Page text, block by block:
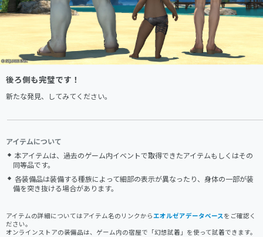
後ろ側も完璧です！
新たな発見、してみてください。
アイテムについて
本アイテムは、過去のゲーム内イベントで取得できたアイテムもしくはその
同等品です。
各装備品は装備する種族によって細部の表示が異なったり、身体の一部が装
備を突き抜ける場合があります。
アイテムの詳細についてはアイテム名のリンクからエオルゼアデータベースをご確認く
ださい。
オンラインストアの装備品は、ゲーム内の宿屋で「幻想試着」を使って試着できます。